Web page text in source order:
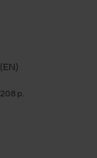
(EN)
208